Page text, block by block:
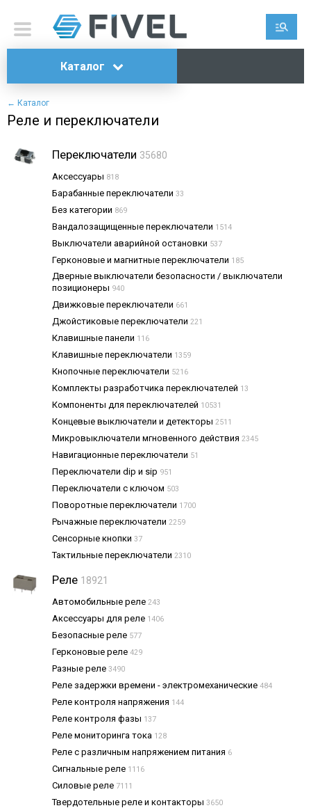
Каталог
← Каталог
Реле и переключатели
Переключатели 35680
Аксессуары 818
Барабанные переключатели 33
Без категории 869
Вандалозащищенные переключатели 1514
Выключатели аварийной остановки 537
Герконовые и магнитные переключатели 185
Дверные выключатели безопасности / выключатели
позиционеры 940
Движковые переключатели 661
Джойстиковые переключатели 221
Клавишные панели 116
Клавишные переключатели 1359
Кнопочные переключатели 5216
Комплекты разработчика переключателей 13
Компоненты для переключателей 10531
Концевые выключатели и детекторы 2511
Микровыключатели мгновенного действия 2345
Навигационные переключатели 51
Переключатели dip и sip 951
Переключатели с ключом 503
Поворотные переключатели 1700
Рычажные переключатели 2259
Сенсорные кнопки 37
Тактильные переключатели 2310
Реле 18921
Автомобильные реле 243
Аксессуары для реле 1406
Безопасные реле 577
Герконовые реле 429
Разные реле 3490
Реле задержки времени - электромеханические 484
Реле контроля напряжения 144
Реле контроля фазы 137
Реле мониторинга тока 128
Реле с различным напряжением питания 6
Сигнальные реле 1116
Силовые реле 7111
Твердотельные реле и контакторы 3650